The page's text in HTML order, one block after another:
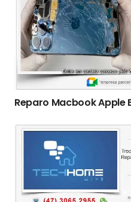
Reparo Macbook Apple